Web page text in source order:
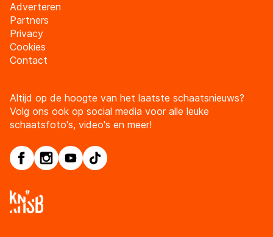
Adverteren
Partners
Privacy
Cookies
Contact
Altijd op de hoogte van het laatste schaatsnieuws?
Volg ons ook op social media voor alle leuke
schaatsfoto's, video's en meer!